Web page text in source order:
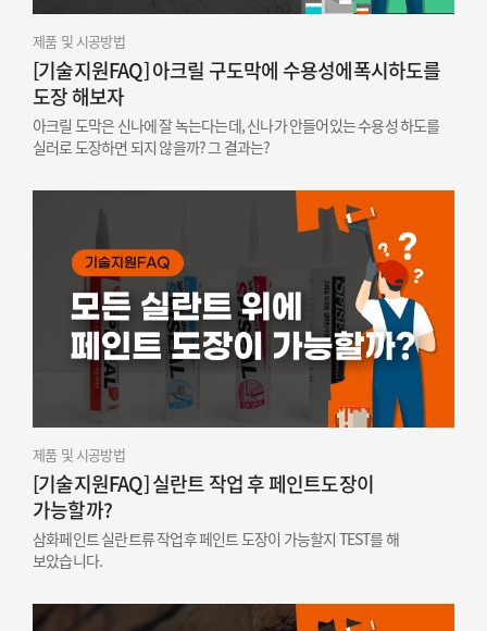
제품 및 시공방법
[기술지원FAQ] 아크릴 구도막에 수용성에폭시하도를
도장 해보자
아크릴 도막은 신나에 잘 녹는다는데, 신나가 안들어있는 수용성 하도를
실러로 도장하면 되지 않을까? 그 결과는?
제품 및 시공방법
[기술지원FAQ] 실란트 작업 후 페인트도장이
가능할까?
삼화페인트 실란트류 작업후 페인트 도장이 가능할지 TEST를 해
보았습니다.